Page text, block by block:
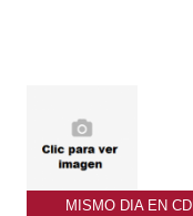
MISMO DIA EN